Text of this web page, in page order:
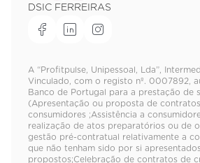
DSIC FERREIRAS
A “Profitpulse, Unipessoal, Lda”,
Vinculado, com o registo nº. 0007892,
Banco de Portugal para a prestação de
(Apresentação ou proposta de
consumidores ;Assistência a
realização de atos preparatórios ou de
gestão pré-contratual relativamente a
que não tenham sido por si
propostos;Celebração de contratos de